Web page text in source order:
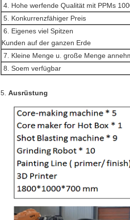
4. Hohe werfende Qualität mit PPMs
5. Konkurrenzfähiger Preis
6. Eigenes viel Spitzen
Kunden auf der ganzen Erde
7. Kleine Menge u. große Menge
8. Soem verfügbar
5. Ausrüstung